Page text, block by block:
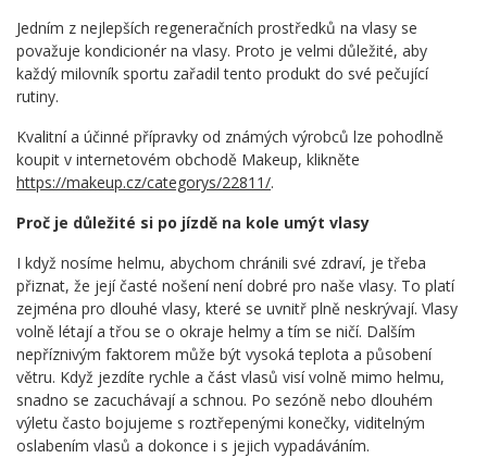
Jedním z nejlepších regeneračních prostředků na vlasy se
považuje kondicionér na vlasy. Proto je velmi důležité, aby
každý milovník sportu zařadil tento produkt do své pečující
rutiny.
Kvalitní a účinné přípravky od známých výrobců lze pohodlně
koupit v internetovém obchodě Makeup, klikněte
https://makeup.cz/categorys/22811/.
Proč je důležité si po jízdě na kole umýt vlasy
I když nosíme helmu, abychom chránili své zdraví, je třeba
přiznat, že její časté nošení není dobré pro naše vlasy. To platí
zejména pro dlouhé vlasy, které se uvnitř plně neskrývají. Vlasy
volně létají a třou se o okraje helmy a tím se ničí. Dalším
nepříznivým faktorem může být vysoká teplota a působení
větru. Když jezdíte rychle a část vlasů visí volně mimo helmu,
snadno se zacuchávají a schnou. Po sezóně nebo dlouhém
výletu často bojujeme s roztřepenými konečky, viditelným
oslabením vlasů a dokonce i s jejich vypadáváním.